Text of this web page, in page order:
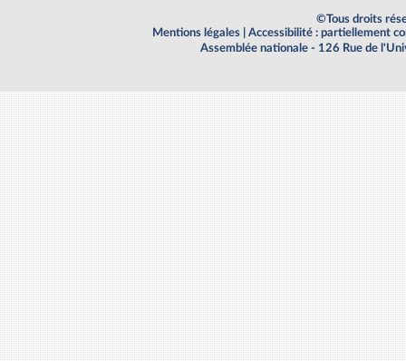
©Tous droits
Mentions légales
Accessibilité : partiellement
Assemblée nationale - 126 Rue de